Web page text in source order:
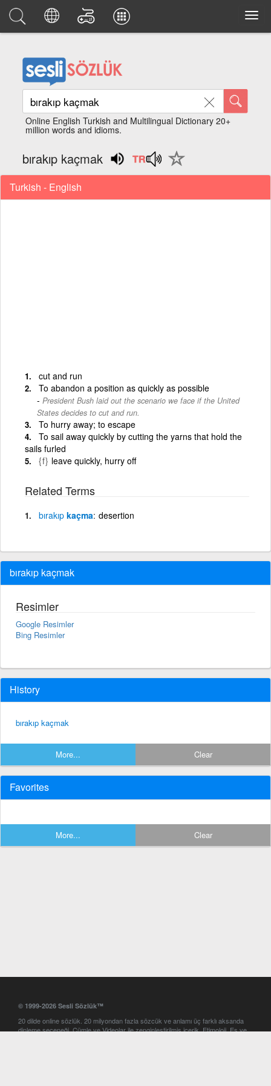
Online English Turkish and Multilingual Dictionary 20+
million words and idioms.
bırakıp kaçmak
Turkish - English
cut and run
To abandon a position as quickly as possible
President Bush laid out the scenario we face if the United
States decides to cut and run.
To hurry away; to escape
To sail away quickly by cutting the yarns that hold the
sails furled
{f} leave quickly, hurry off
Related Terms
bırakıp kaçma desertion
bırakıp kaçmak
Resimler
Google Resimler
Bing Resimler
History
bırakıp kaçmak
More... Clear
Favorites
More... Clear
© 1999-2026 Sesli Sözlük™
20 dilde online sözlük. 20 milyondan fazla sözcük ve anlamı üç farklı aksanda
dinleme seçeneği. Cümle ve Videolar ile zenginleştirilmiş içerik. Etimoloji, Eş ve